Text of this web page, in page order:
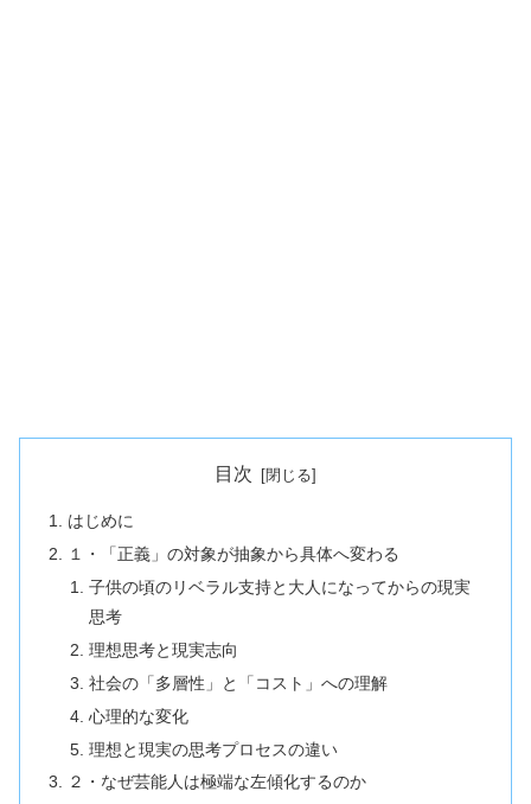
目次
はじめに
１・「正義」の対象が抽象から具体へ変わる
子供の頃のリベラル支持と大人になってからの現実
思考
理想思考と現実志向
社会の「多層性」と「コスト」への理解
心理的な変化
理想と現実の思考プロセスの違い
２・なぜ芸能人は極端な左傾化するのか